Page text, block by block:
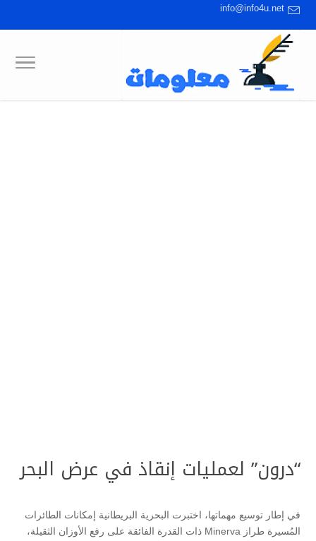
info@info4u.net
“درون” لعمليات إنقاذ في عرض البحر
في إطار توسيع مهماتها، اختبرت البحرية البريطانية إمكانات الطائرات
المُسيرة طراز Minerva ذات القدرة الفائقة على رفع الأوزان الثقيلة،